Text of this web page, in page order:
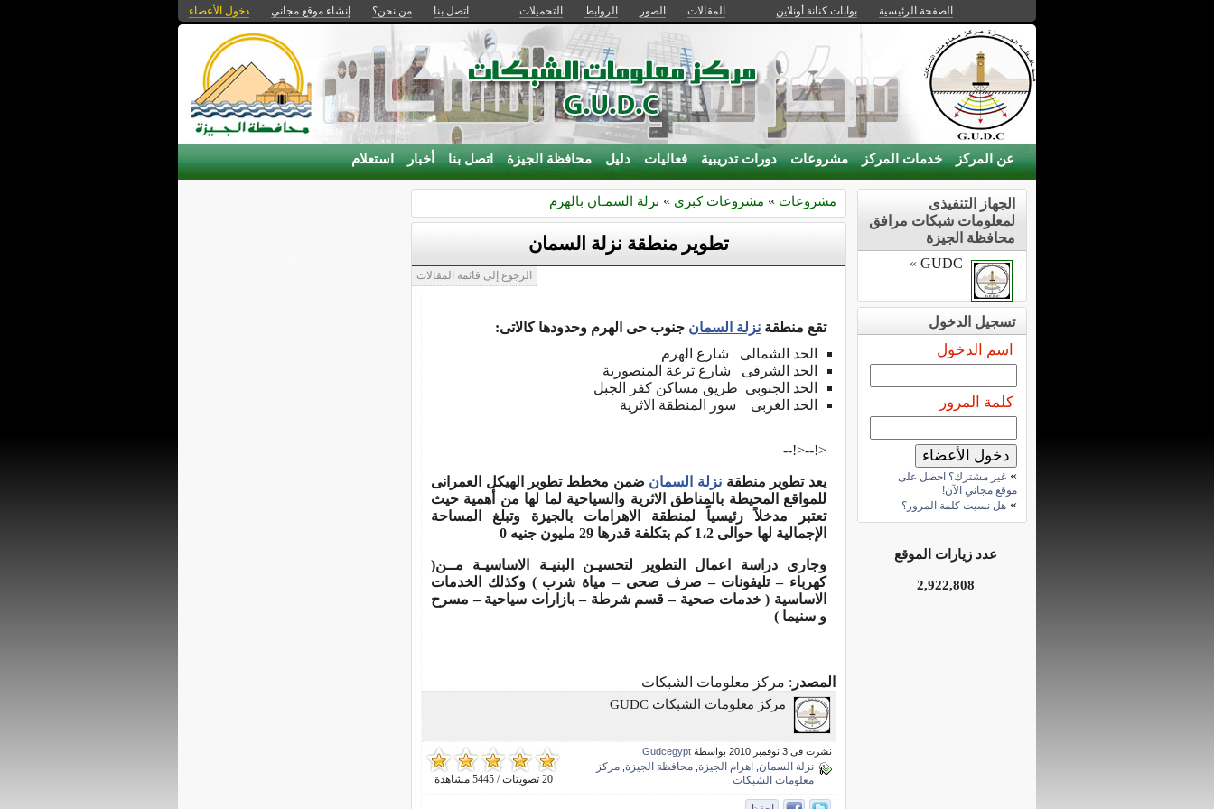
الصفحة الرئيسية بوابات كنانة أونلاين المقالات الصور الروابط التحميلات اتصل بنا من نحن؟ إنشاء موقع مجاني دخول الأعضاء
عن المركز خدمات المركز مشروعات دورات تدريبية فعاليات دليل محافظة الجيزة اتصل بنا أخبار استعلام
مشروعات » مشروعات كبرى » نزلة السمـان بالهرم
تطوير منطقة نزلة السمان
الرجوع إلى قائمة المقالات
تقع منطقة نزلة السمان جنوب حى الهرم وحدودها كالاتى:
الحد الشمالى شارع الهرم
الحد الشرقى شارع ترعة المنصورية
الحد الجنوبى طريق مساكن كفر الجبل
الحد الغربى سور المنطقة الاثرية
<!--<!--
يعد تطوير منطقة نزلة السمان ضمن مخطط تطوير الهيكل العمرانى
للمواقع المحيطة بالمناطق الاثرية والسياحية لما لها من أهمية حيث
تعتبر مدخلاً رئيسياً لمنطقة الاهرامات بالجيزة وتبلغ المساحة
الإجمالية لها حوالى 1،2 كم بتكلفة قدرها 29 مليون جنيه 0
وجارى دراسة اعمال التطوير لتحسيـن البنيـة الاساسيـة مــن(
كهرباء – تليفونات – صرف صحى – مياة شرب ) وكذلك الخدمات
الاساسية ( خدمات صحية – قسم شرطة – بازارات سياحية – مسرح
و سنيما )
المصدر : مركز معلومات الشبكات
مركز معلومات الشبكات GUDC
20 تصويتات / 5445 مشاهدة
نشرت فى 3 نوفمبر 2010 بواسطة Gudcegypt
نزلة السمان اهرام الجيزة محافظة الجيزة مركز
معلومات الشبكات
الجهاز التنفيذى
لمعلومات شبكات مرافق
محافظة الجيزة
GUDC
»
تسجيل الدخول
اسم الدخول
كلمة المرور
» غير مشترك؟ احصل على
موقع مجاني الآن!
» هل نسيت كلمة المرور؟
عدد زيارات الموقع
2,922,808